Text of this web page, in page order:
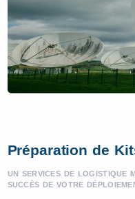
Préparation de
UN SERVICES DE LOGISTIQUE
SUCCÈS DE VOTRE